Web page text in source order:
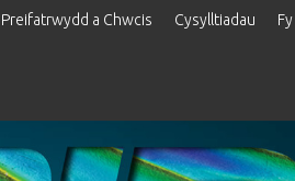
Preifatrwydd a Chwcis Cysylltiadau